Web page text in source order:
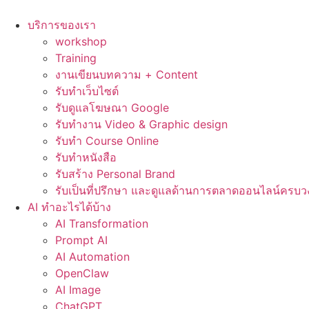
บริการของเรา
workshop
Training
งานเขียนบทความ + Content
รับทำเว็บไซต์
รับดูแลโฆษณา Google
รับทำงาน Video & Graphic design
รับทำ Course Online
รับทำหนังสือ
รับสร้าง Personal Brand
รับเป็นที่ปรึกษา และดูแลด้านการตลาดออนไลน์ครบว
AI ทำอะไรได้บ้าง
AI Transformation
Prompt AI
AI Automation
OpenClaw
AI Image
ChatGPT